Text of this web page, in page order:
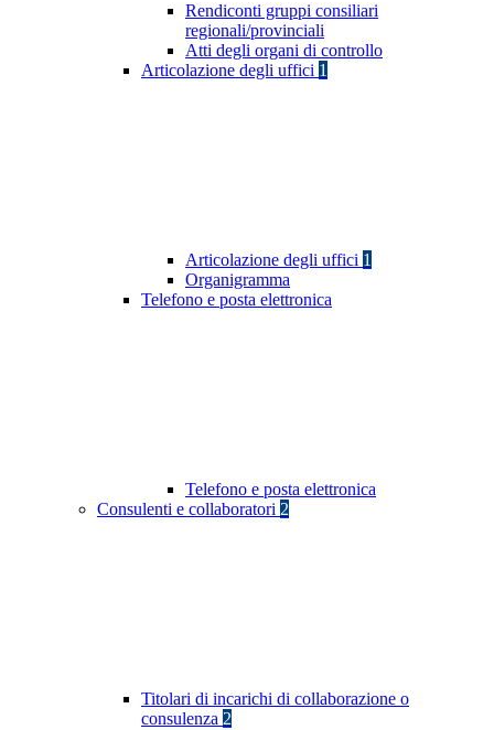
Rendiconti gruppi consiliari
regionali/provinciali
Atti degli organi di controllo
Articolazione degli uffici 1
Articolazione degli uffici 1
Organigramma
Telefono e posta elettronica
Telefono e posta elettronica
Consulenti e collaboratori 2
Titolari di incarichi di collaborazione o
consulenza 2